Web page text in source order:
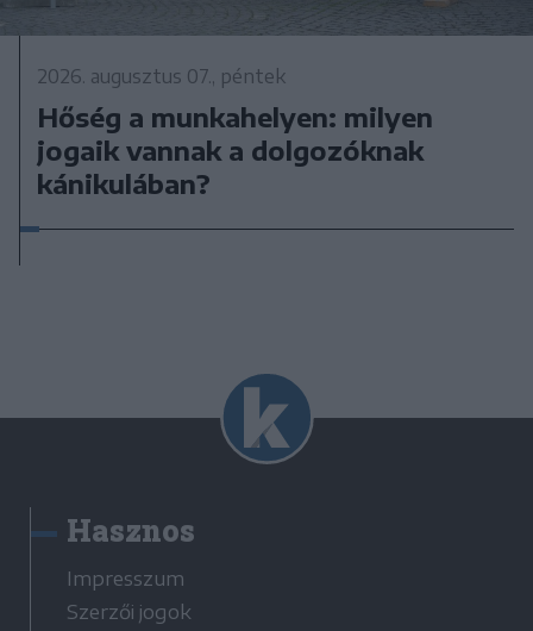
2026. augusztus 07., péntek
Hőség a munkahelyen: milyen
jogaik vannak a dolgozóknak
kánikulában?
Hasznos
Impresszum
Szerzői jogok